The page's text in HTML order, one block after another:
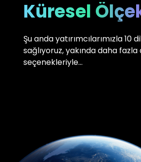
Küresel
Şu anda yatırımcılarımızla 10
sağlıyoruz, yakında daha fazla
seçenekleriyle…